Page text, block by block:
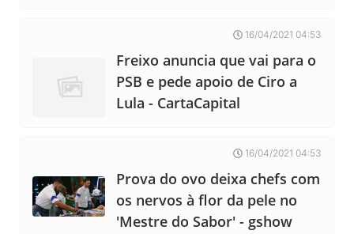
16/04/2021 04:53
Freixo anuncia que vai para o
PSB e pede apoio de Ciro a
Lula - CartaCapital
16/04/2021 04:53
Prova do ovo deixa chefs com
os nervos à flor da pele no
'Mestre do Sabor' - gshow